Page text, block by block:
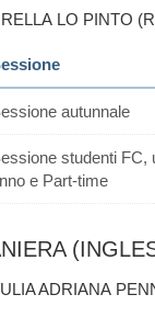
LO PINTO
autunnale
studenti FC,
e Part-time
ADRIANA